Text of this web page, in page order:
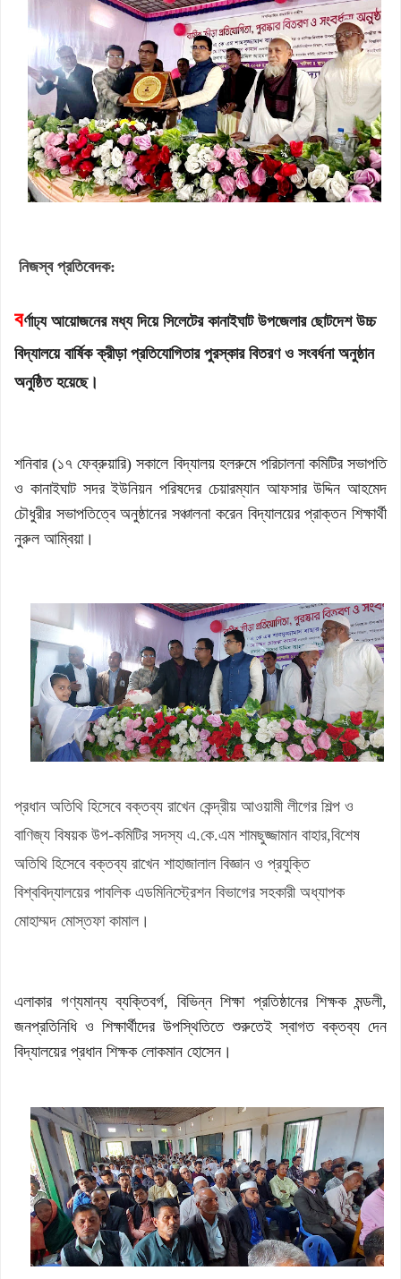
নিজস্ব প্রতিবেদক:
বর্ণাঢ্য আয়োজনের মধ্য দিয়ে সিলেটের কানাইঘাট উপজেলার ছোটদেশ উচ্চ
বিদ্যালয়ে বার্ষিক ক্রীড়া প্রতিযোগিতার পুরস্কার বিতরণ ও সংবর্ধনা অনুষ্ঠান
অনুষ্ঠিত হয়েছে।
শনিবার (১৭ ফেব্রুয়ারি) সকালে বিদ্যালয় হলরুমে পরিচালনা কমিটির সভাপতি
ও কানাইঘাট সদর ইউনিয়ন পরিষদের চেয়ারম্যান আফসার উদ্দিন আহমেদ
চৌধুরীর সভাপতিত্বে অনুষ্ঠানের সঞ্চালনা করেন বিদ্যালয়ের প্রাক্তন শিক্ষার্থী
নুরুল আম্বিয়া।
প্রধান অতিথি হিসেবে বক্তব্য রাখেন কেন্দ্রীয় আওয়ামী লীগের শিল্প ও
বাণিজ্য বিষয়ক উপ-কমিটির সদস্য এ.কে.এম শামছুজ্জামান বাহার,বিশেষ
অতিথি হিসেবে বক্তব্য রাখেন শাহাজালাল বিজ্ঞান ও প্রযুক্তি
বিশ্ববিদ্যালয়ের পাবলিক এডমিনিস্ট্রেশন বিভাগের সহকারী অধ্যাপক
মোহাম্মদ মোস্তফা কামাল।
এলাকার গণ্যমান্য ব্যক্তিবর্গ, বিভিন্ন শিক্ষা প্রতিষ্ঠানের শিক্ষক মন্ডলী,
জনপ্রতিনিধি ও শিক্ষার্থীদের উপস্থিতিতে শুরুতেই স্বাগত বক্তব্য দেন
বিদ্যালয়ের প্রধান শিক্ষক লোকমান হোসেন।